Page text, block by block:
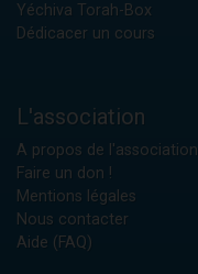
Yéchiva Torah-Box
Dédicacer un cours
L'association
A propos de l'association
Faire un don !
Mentions légales
Nous contacter
Aide (FAQ)